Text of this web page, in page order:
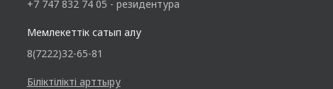
+7 747 832 74 05 - резидентура
Мемлекеттік сатып алу
8(7222)32-65-81
Біліктілікті арттыру